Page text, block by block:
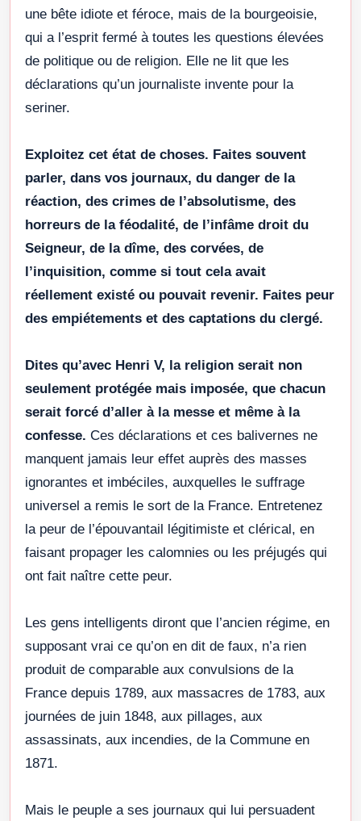
une bête idiote et féroce, mais de la bourgeoisie,
qui a l’esprit fermé à toutes les questions élevées
de politique ou de religion. Elle ne lit que les
déclarations qu’un journaliste invente pour la
seriner.
Exploitez cet état de choses. Faites souvent
parler, dans vos journaux, du danger de la
réaction, des crimes de l’absolutisme, des
horreurs de la féodalité, de l’infâme droit du
Seigneur, de la dîme, des corvées, de
l’inquisition, comme si tout cela avait
réellement existé ou pouvait revenir. Faites peur
des empiétements et des captations du clergé.
Dites qu’avec Henri V, la religion serait non
seulement protégée mais imposée, que chacun
serait forcé d’aller à la messe et même à la
confesse. Ces déclarations et ces balivernes ne
manquent jamais leur effet auprès des masses
ignorantes et imbéciles, auxquelles le suffrage
universel a remis le sort de la France. Entretenez
la peur de l’épouvantail légitimiste et clérical, en
faisant propager les calomnies ou les préjugés qui
ont fait naître cette peur.
Les gens intelligents diront que l’ancien régime, en
supposant vrai ce qu’on en dit de faux, n’a rien
produit de comparable aux convulsions de la
France depuis 1789, aux massacres de 1783, aux
journées de juin 1848, aux pillages, aux
assassinats, aux incendies, de la Commune en
1871.
Mais le peuple a ses journaux qui lui persuadent